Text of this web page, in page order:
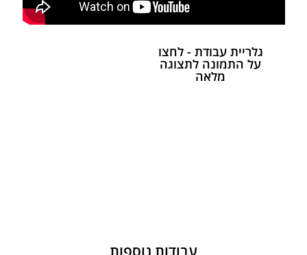
גלריית עבודת - לחצו
על התמונה לתצוגה
מלאה
עבודות נוספות